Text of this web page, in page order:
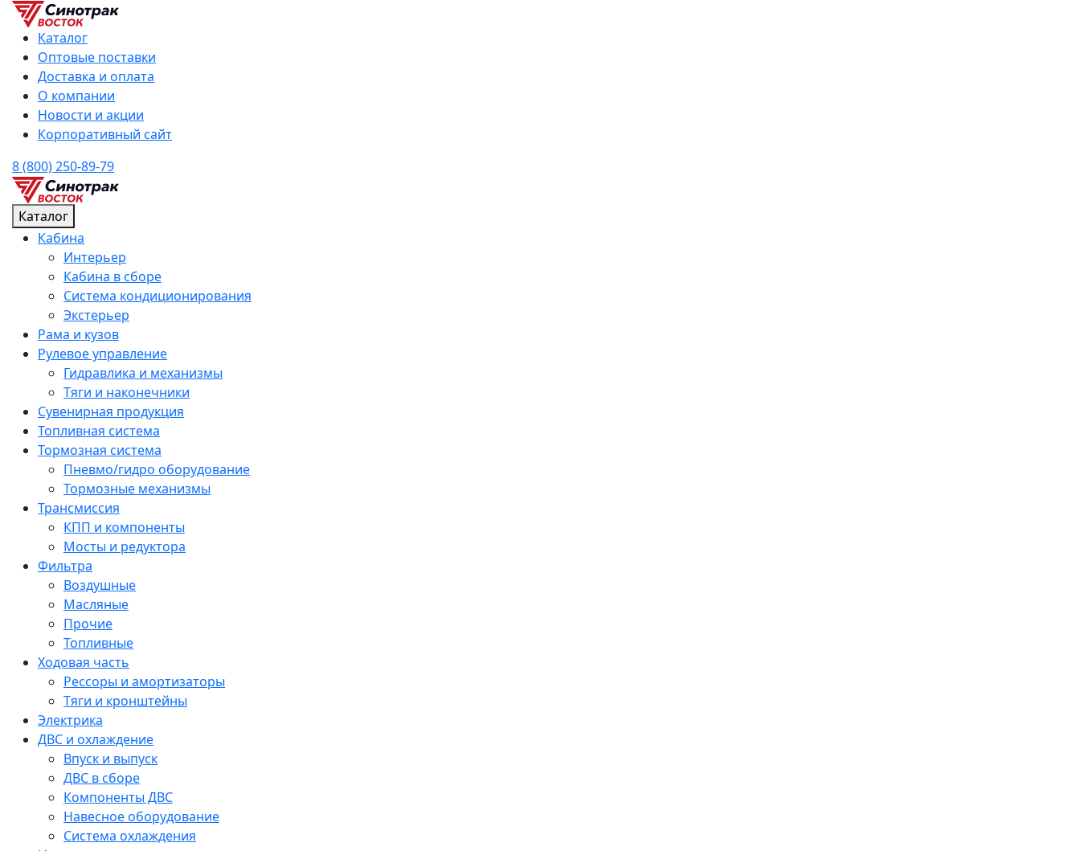
Каталог
Оптовые поставки
Доставка и оплата
О компании
Новости и акции
Корпоративный сайт
8 (800) 250-89-79
Каталог
Кабина
Интерьер
Кабина в сборе
Система кондиционирования
Экстерьер
Рама и кузов
Рулевое управление
Гидравлика и механизмы
Тяги и наконечники
Сувенирная продукция
Топливная система
Тормозная система
Пневмо/гидро оборудование
Тормозные механизмы
Трансмиссия
КПП и компоненты
Мосты и редуктора
Фильтра
Воздушные
Масляные
Прочие
Топливные
Ходовая часть
Рессоры и амортизаторы
Тяги и кронштейны
Электрика
ДВС и охлаждение
Впуск и выпуск
ДВС в сборе
Компоненты ДВС
Навесное оборудование
Система охлаждения